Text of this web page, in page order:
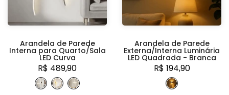
Arandela de Parede
Interna para Quarto/Sala
LED Curva
R$ 489,90
Arandela de Parede
Externa/Interna Luminária
LED Quadrada - Branca
R$ 194,90